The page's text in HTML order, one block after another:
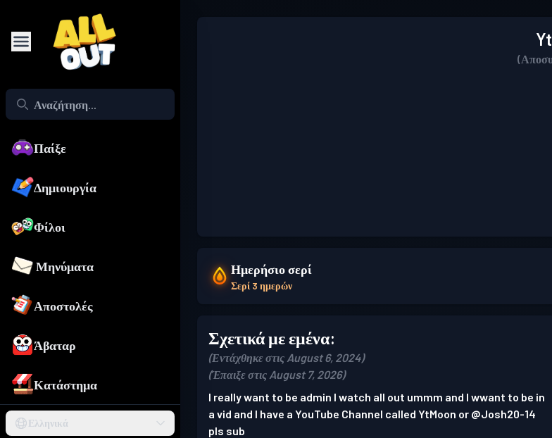
Παίξε
Δημιουργία
Φίλοι
Μηνύματα
Αποστολές
Άβαταρ
Κατάστημα
Ελληνικά
Ημερήσιο σερί
Σερί 3 ημερών
Σχετικά με εμένα:
(Εντάχθηκε στις August 6, 2024)
(Έπαιξε στις August 7, 2026)
I really want to be admin I watch all out ummm and I wwant to be in
a vid and I have a YouTube Channel called YtMoon or @Josh20-14
pls sub